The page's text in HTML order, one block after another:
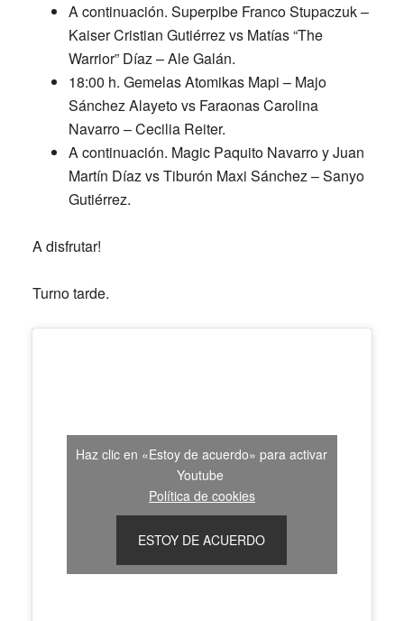
A continuación. Superpibe Franco Stupaczuk –
Kaiser Cristian Gutiérrez vs Matías “The
Warrior” Díaz – Ale Galán.
18:00 h. Gemelas Atomikas Mapi – Majo
Sánchez Alayeto vs Faraonas Carolina
Navarro – Cecilia Reiter.
A continuación. Magic Paquito Navarro y Juan
Martín Díaz vs Tiburón Maxi Sánchez – Sanyo
Gutiérrez.
A disfrutar!
Turno tarde.
Haz clic en «Estoy de acuerdo» para activar
Youtube
Política de cookies
ESTOY DE ACUERDO